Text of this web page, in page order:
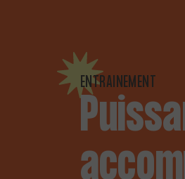
ENTRAINEMENT